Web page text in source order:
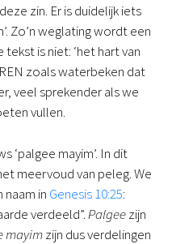
zin. Er is duidelijk iets
Zo’n weglating wordt een
is niet: ‘het hart van
zoals waterbeken dat
veel sprekender als we
vullen.
‘palgee mayim’. In dit
meervoud van peleg. We
in Genesis 10:25:
verdeeld”.Palgeezijn
mayimzijn dus verdelingen